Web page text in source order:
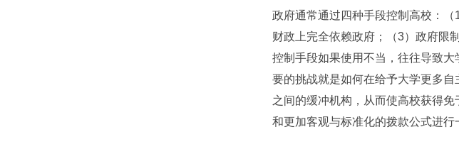
政府通常通过四种手段控制高校：
财政上完全依赖政府；（3）政府限
控制手段如果使用不当，往往导致
要的挑战就是如何在给予大学更多
之间的缓冲机构，从而使高校获得
和更加客观与标准化的拨款公式进